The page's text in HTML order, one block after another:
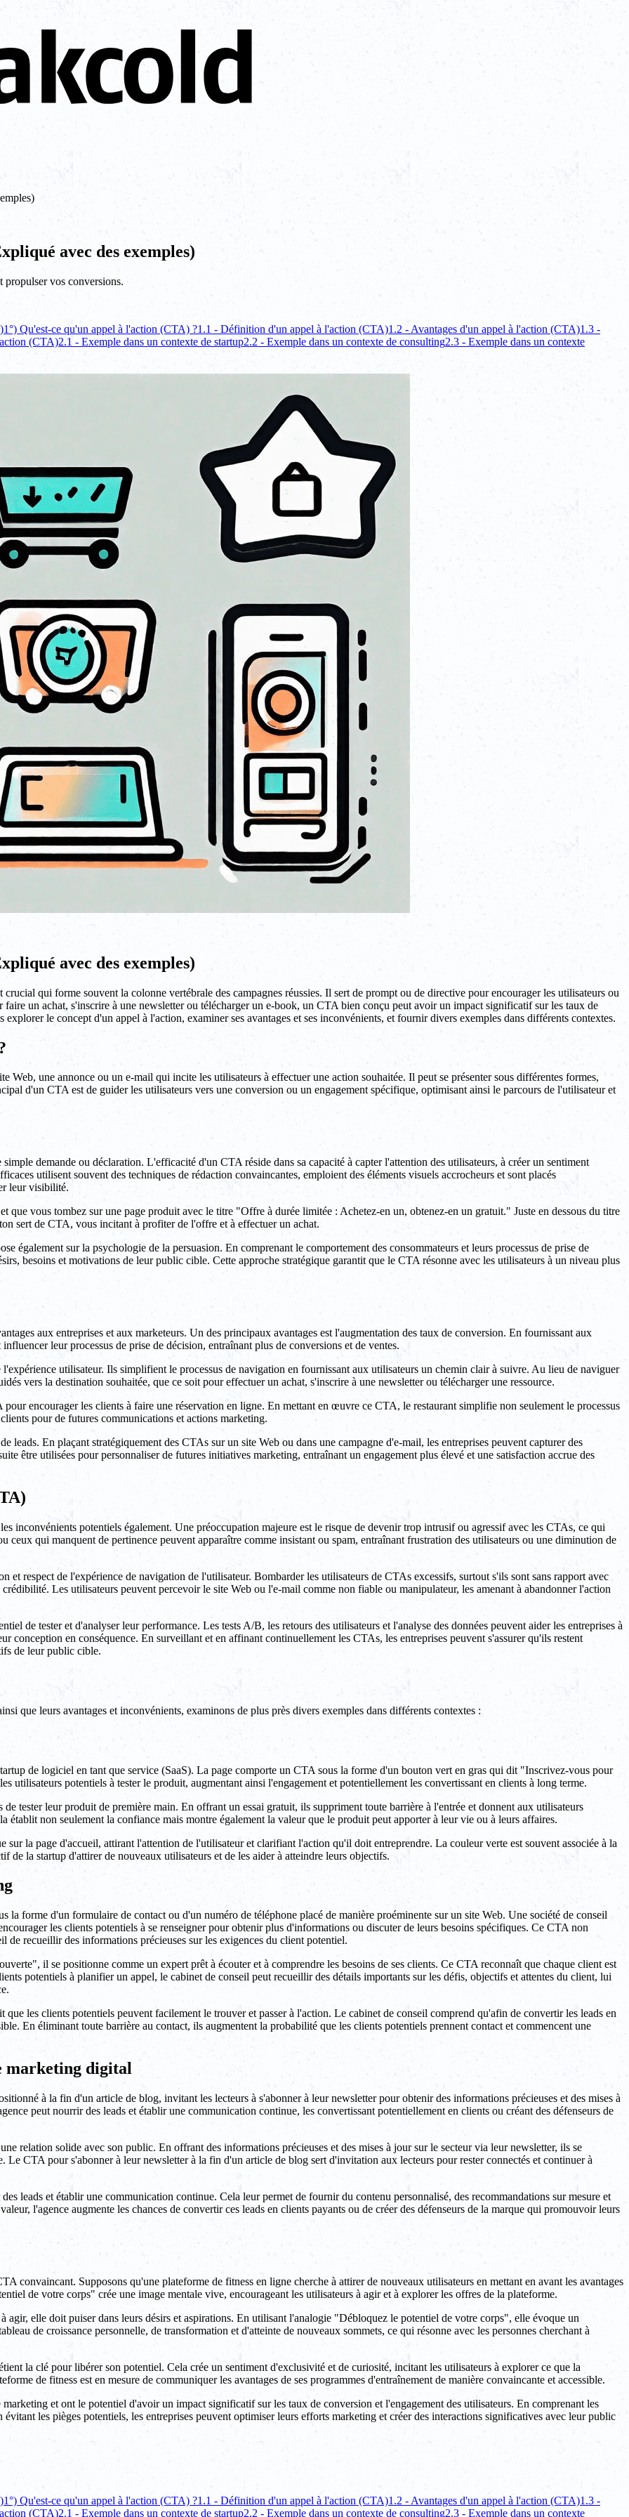
avec des exemples)
vos conversions.
1°) Qu'est-ce qu'un appel à l'action (CTA) ?1.1 - Définition d'un appel à l'action (CTA)1.2 - Avantages d'un appel à l'action (CTA)1.3 -
(CTA)2.1 - Exemple dans un contexte de startup2.2 - Exemple dans un contexte de consulting2.3 - Exemple dans un contexte
avec des exemples)
qui forme souvent la colonne vertébrale des campagnes réussies. Il sert de prompt ou de directive pour encourager les utilisateurs ou
un achat, s'inscrire à une newsletter ou télécharger un e-book, un CTA bien conçu peut avoir un impact significatif sur les taux de
le concept d'un appel à l'action, examiner ses avantages et ses inconvénients, et fournir divers exemples dans différents contextes.
Web, une annonce ou un e-mail qui incite les utilisateurs à effectuer une action souhaitée. Il peut se présenter sous différentes formes,
d'un CTA est de guider les utilisateurs vers une conversion ou un engagement spécifique, optimisant ainsi le parcours de l'utilisateur et
demande ou déclaration. L'efficacité d'un CTA réside dans sa capacité à capter l'attention des utilisateurs, à créer un sentiment
utilisent souvent des techniques de rédaction convaincantes, emploient des éléments visuels accrocheurs et sont placés
leur visibilité.
que vous tombez sur une page produit avec le titre "Offre à durée limitée : Achetez-en un, obtenez-en un gratuit." Juste en dessous du titre
sert de CTA, vous incitant à profiter de l'offre et à effectuer un achat.
également sur la psychologie de la persuasion. En comprenant le comportement des consommateurs et leurs processus de prise de
besoins et motivations de leur public cible. Cette approche stratégique garantit que le CTA résonne avec les utilisateurs à un niveau plus
aux entreprises et aux marketeurs. Un des principaux avantages est l'augmentation des taux de conversion. En fournissant aux
leur processus de prise de décision, entraînant plus de conversions et de ventes.
utilisateur. Ils simplifient le processus de navigation en fournissant aux utilisateurs un chemin clair à suivre. Au lieu de naviguer
vers la destination souhaitée, que ce soit pour effectuer un achat, s'inscrire à une newsletter ou télécharger une ressource.
encourager les clients à faire une réservation en ligne. En mettant en œuvre ce CTA, le restaurant simplifie non seulement le processus
pour de futures communications et actions marketing.
leads. En plaçant stratégiquement des CTAs sur un site Web ou dans une campagne d'e-mail, les entreprises peuvent capturer des
être utilisées pour personnaliser de futures initiatives marketing, entraînant un engagement plus élevé et une satisfaction accrue des
inconvénients potentiels également. Une préoccupation majeure est le risque de devenir trop intrusif ou agressif avec les CTAs, ce qui
ceux qui manquent de pertinence peuvent apparaître comme insistant ou spam, entraînant frustration des utilisateurs ou une diminution de
et respect de l'expérience de navigation de l'utilisateur. Bombarder les utilisateurs de CTAs excessifs, surtout s'ils sont sans rapport avec
Les utilisateurs peuvent percevoir le site Web ou l'e-mail comme non fiable ou manipulateur, les amenant à abandonner l'action
de tester et d'analyser leur performance. Les tests A/B, les retours des utilisateurs et l'analyse des données peuvent aider les entreprises à
conception en conséquence. En surveillant et en affinant continuellement les CTAs, les entreprises peuvent s'assurer qu'ils restent
de leur public cible.
que leurs avantages et inconvénients, examinons de plus près divers exemples dans différents contextes :
de logiciel en tant que service (SaaS). La page comporte un CTA sous la forme d'un bouton vert en gras qui dit "Inscrivez-vous pour
utilisateurs potentiels à tester le produit, augmentant ainsi l'engagement et potentiellement les convertissant en clients à long terme.
tester leur produit de première main. En offrant un essai gratuit, ils suppriment toute barrière à l'entrée et donnent aux utilisateurs
non seulement la confiance mais montre également la valeur que le produit peut apporter à leur vie ou à leurs affaires.
la page d'accueil, attirant l'attention de l'utilisateur et clarifiant l'action qu'il doit entreprendre. La couleur verte est souvent associée à la
de la startup d'attirer de nouveaux utilisateurs et de les aider à atteindre leurs objectifs.
la forme d'un formulaire de contact ou d'un numéro de téléphone placé de manière proéminente sur un site Web. Une société de conseil
les clients potentiels à se renseigner pour obtenir plus d'informations ou discuter de leurs besoins spécifiques. Ce CTA non
de recueillir des informations précieuses sur les exigences du client potentiel.
il se positionne comme un expert prêt à écouter et à comprendre les besoins de ses clients. Ce CTA reconnaît que chaque client est
potentiels à planifier un appel, le cabinet de conseil peut recueillir des détails importants sur les défis, objectifs et attentes du client, lui
les clients potentiels peuvent facilement le trouver et passer à l'action. Le cabinet de conseil comprend qu'afin de convertir les leads en
En éliminant toute barrière au contact, ils augmentent la probabilité que les clients potentiels prennent contact et commencent une
marketing digital
à la fin d'un article de blog, invitant les lecteurs à s'abonner à leur newsletter pour obtenir des informations précieuses et des mises à
peut nourrir des leads et établir une communication continue, les convertissant potentiellement en clients ou créant des défenseurs de
relation solide avec son public. En offrant des informations précieuses et des mises à jour sur le secteur via leur newsletter, ils se
Le CTA pour s'abonner à leur newsletter à la fin d'un article de blog sert d'invitation aux lecteurs pour rester connectés et continuer à
leads et établir une communication continue. Cela leur permet de fournir du contenu personnalisé, des recommandations sur mesure et
l'agence augmente les chances de convertir ces leads en clients payants ou de créer des défenseurs de la marque qui promouvoir leurs
convaincant. Supposons qu'une plateforme de fitness en ligne cherche à attirer de nouveaux utilisateurs en mettant en avant les avantages
de votre corps" crée une image mentale vive, encourageant les utilisateurs à agir et à explorer les offres de la plateforme.
agir, elle doit puiser dans leurs désirs et aspirations. En utilisant l'analogie "Débloquez le potentiel de votre corps", elle évoque un
de croissance personnelle, de transformation et d'atteinte de nouveaux sommets, ce qui résonne avec les personnes cherchant à
la clé pour libérer son potentiel. Cela crée un sentiment d'exclusivité et de curiosité, incitant les utilisateurs à explorer ce que la
de fitness est en mesure de communiquer les avantages de ses programmes d'entraînement de manière convaincante et accessible.
et ont le potentiel d'avoir un impact significatif sur les taux de conversion et l'engagement des utilisateurs. En comprenant les
les pièges potentiels, les entreprises peuvent optimiser leurs efforts marketing et créer des interactions significatives avec leur public
1°) Qu'est-ce qu'un appel à l'action (CTA) ?1.1 - Définition d'un appel à l'action (CTA)1.2 - Avantages d'un appel à l'action (CTA)1.3 -
(CTA)2.1 - Exemple dans un contexte de startup2.2 - Exemple dans un contexte de consulting2.3 - Exemple dans un contexte